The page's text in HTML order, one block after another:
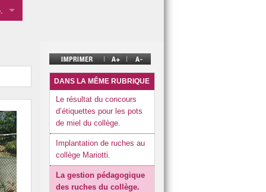
2025.
dans années précédentes.
cartons du collège.
DANS LA MÊME RUBRIQUE
Le résultat du concours
d’étiquettes pour les pots
de miel du collège.
Implantation de ruches au
collège Mariotti.
La gestion pédagogique
des ruches du collège.